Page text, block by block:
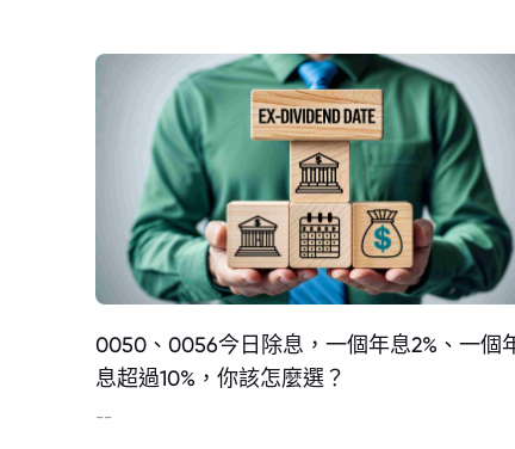
0050、0056今日除息，一個年息2%、一個
息超過10%，你該怎麼選？
--